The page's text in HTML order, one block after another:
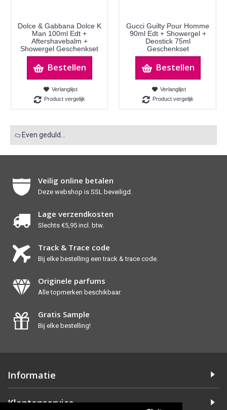
Dolce & Gabbana Dolce K
Man 100ml Edt +
Aftershavebalm +
Showergel Geschenkset
Bestellen
Verlanglijst
Product vergelijk
Gucci Guilty Pour Homme
90ml Edt + Showergel +
Deostick 75ml
Geschenkset
Bestellen
Verlanglijst
Product vergelijk
Even geduld...
Veilig online betalen
Deze webshop is SSL beveiligd.
Lage verzendkosten
Slechts €5,95 incl. btw.
Track & Trace code
Bij elke bestelling een track & trace code.
Originele parfums
Alle topmerken beschikbaar.
Gratis Sample
Bij elke bestelling!
Informatie
Klantenservice